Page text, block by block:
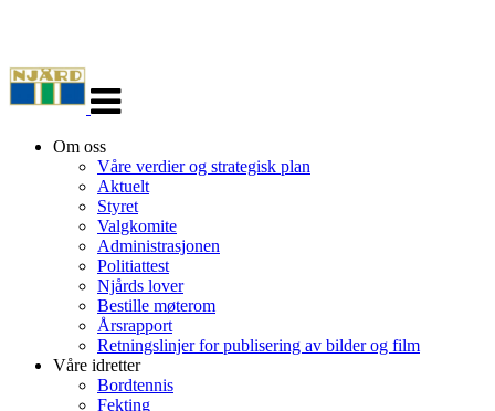
navigasjon
Om oss
Våre verdier og strategisk plan
Aktuelt
Styret
Valgkomite
Administrasjonen
Politiattest
Njårds lover
Bestille møterom
Årsrapport
Retningslinjer for publisering av bilder og film
Våre idretter
Bordtennis
Fekting